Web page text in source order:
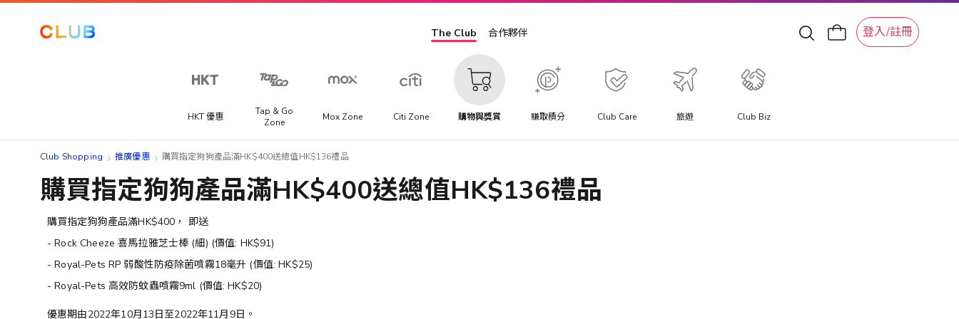
The Club 合作夥伴 登入/註冊
HKT 優惠
Tap & Go
Zone
Mox Zone Citi Zone 購物與獎賞 賺取積分 Club Care 旅遊 Club Biz
Club Shopping 推廣優惠 購買指定狗狗產品滿HK$400送總值HK$136禮品
購買指定狗狗產品滿HK$400送總值HK$136禮品
購買指定狗狗產品滿HK$400， 即送
- Rock Cheeze 喜馬拉雅芝士棒 (細) (價值: HK$91)
- Royal-Pets RP 弱酸性防疫除菌噴霧18毫升 (價值: HK$25)
- Royal-Pets 高效防蚊蟲噴霧9ml (價值: HK$20)
優惠期由2022年10月13日至2022年11月9日。